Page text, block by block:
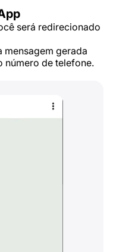
será redirecionado
mensagem gerada
número de telefone.